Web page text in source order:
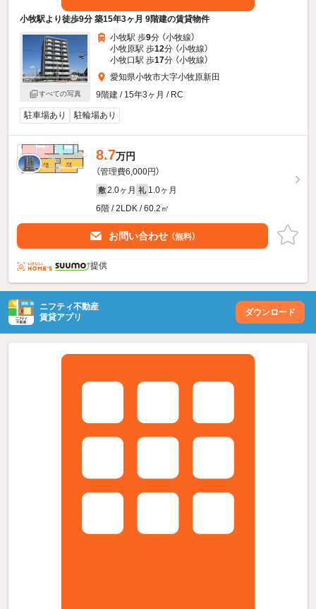
小牧駅より徒歩9分 築15年3ヶ月 9階建の賃貸物件
すべての写真
小牧駅 歩9分 （小牧線）
小牧原駅 歩12分 （小牧線）
小牧口駅 歩17分 （小牧線）
愛知県小牧市大字小牧原新田
9階建 / 15年3ヶ月 / RC
駐車場あり 駐輪場あり
8.7万円
（管理費6,000円）
敷 2.0ヶ月 礼 1.0ヶ月
6階 / 2LDK / 60.2㎡
お問い合わせ （無料）
提供
ニフティ不動産
賃貸アプリ
ダウンロード